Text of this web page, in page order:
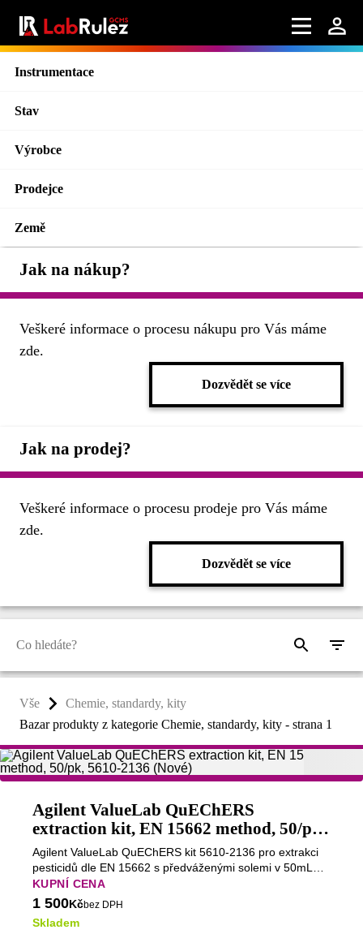
Instrumentace
Stav
Výrobce
Prodejce
Země
Jak na nákup?
Veškeré informace o procesu nákupu pro Vás máme
zde.
Dozvědět se více
Jak na prodej?
Veškeré informace o procesu prodeje pro Vás máme
zde.
Dozvědět se více
Vše
Chemie, standardy, kity
Bazar produkty z kategorie Chemie, standardy, kity - strana 1
Agilent ValueLab QuEChERS
extraction kit, EN 15662 method, 50/pk,
5610-2136 (Nové)
Agilent ValueLab QuEChERS kit 5610-2136 pro extrakci
pesticidů dle EN 15662 s předváženými solemi v 50mL
zkumavkách.
KUPNÍ CENA
1 500Kčbez DPH
Skladem